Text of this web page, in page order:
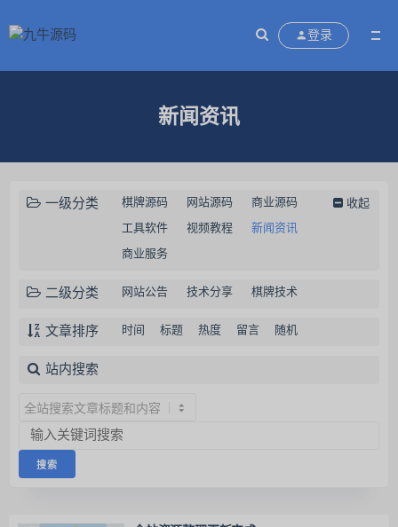
登录
新闻资讯
一级分类 棋牌源码 网站源码 商业源码
工具软件 视频教程 新闻资讯
商业服务
收起
二级分类 网站公告 技术分享 棋牌技术
文章排序 时间 标题 热度 留言 随机
站内搜索